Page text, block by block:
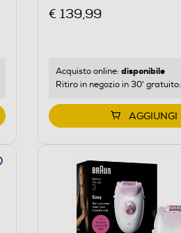
€ 139,99
Acquisto online: disponibile
Ritiro in negozio in 30' gratuito:
AGGIUNGI